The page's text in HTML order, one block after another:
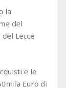
la
del
Lecce
e le
Euro di